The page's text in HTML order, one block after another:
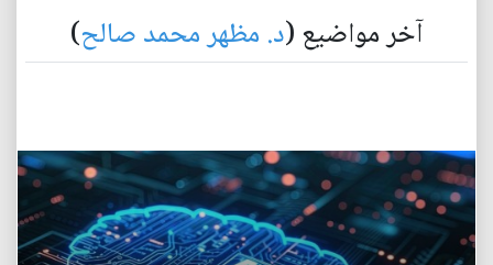
آخر مواضيع (د. مظهر محمد صالح)